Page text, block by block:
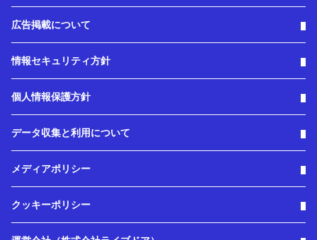
広告掲載について
情報セキュリティ方針
個人情報保護方針
データ収集と利用について
メディアポリシー
クッキーポリシー